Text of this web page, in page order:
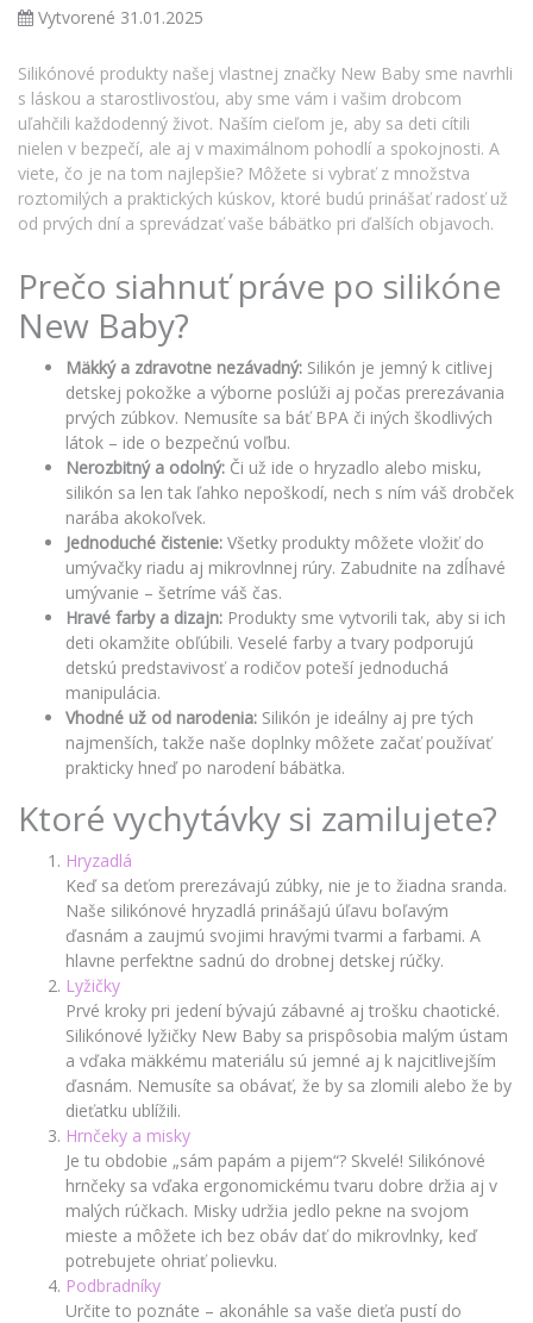
Vytvorené 31.01.2025
Silikónové produkty našej vlastnej značky New Baby sme navrhli
s láskou a starostlivosťou, aby sme vám i vašim drobcom
uľahčili každodenný život. Naším cieľom je, aby sa deti cítili
nielen v bezpečí, ale aj v maximálnom pohodlí a spokojnosti. A
viete, čo je na tom najlepšie? Môžete si vybrať z množstva
roztomilých a praktických kúskov, ktoré budú prinášať radosť už
od prvých dní a sprevádzať vaše bábätko pri ďalších objavoch.
Prečo siahnuť práve po silikóne
New Baby?
Mäkký a zdravotne nezávadný: Silikón je jemný k citlivej
detskej pokožke a výborne poslúži aj počas prerezávania
prvých zúbkov. Nemusíte sa báť BPA či iných škodlivých
látok – ide o bezpečnú voľbu.
Nerozbitný a odolný: Či už ide o hryzadlo alebo misku,
silikón sa len tak ľahko nepoškodí, nech s ním váš drobček
narába akokoľvek.
Jednoduché čistenie: Všetky produkty môžete vložiť do
umývačky riadu aj mikrovlnnej rúry. Zabudnite na zdĺhavé
umývanie – šetríme váš čas.
Hravé farby a dizajn: Produkty sme vytvorili tak, aby si ich
deti okamžite obľúbili. Veselé farby a tvary podporujú
detskú predstavivosť a rodičov poteší jednoduchá
manipulácia.
Vhodné už od narodenia: Silikón je ideálny aj pre tých
najmenších, takže naše doplnky môžete začať používať
prakticky hneď po narodení bábätka.
Ktoré vychytávky si zamilujete?
Hryzadlá
Keď sa deťom prerezávajú zúbky, nie je to žiadna sranda.
Naše silikónové hryzadlá prinášajú úľavu boľavým
ďasnám a zaujmú svojimi hravými tvarmi a farbami. A
hlavne perfektne sadnú do drobnej detskej rúčky.
Lyžičky
Prvé kroky pri jedení bývajú zábavné aj trošku chaotické.
Silikónové lyžičky New Baby sa prispôsobia malým ústam
a vďaka mäkkému materiálu sú jemné aj k najcitlivejším
ďasnám. Nemusíte sa obávať, že by sa zlomili alebo že by
dieťatku ublížili.
Hrnčeky a misky
Je tu obdobie „sám papám a pijem“? Skvelé! Silikónové
hrnčeky sa vďaka ergonomickému tvaru dobre držia aj v
malých rúčkach. Misky udržia jedlo pekne na svojom
mieste a môžete ich bez obáv dať do mikrovlnky, keď
potrebujete ohriať polievku.
Podbradníky
Určite to poznáte – akonáhle sa vaše dieťa pustí do